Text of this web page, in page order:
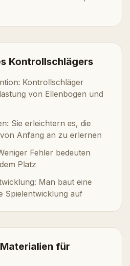
Kontrollschlägers
Kontrollschläger
von Ellenbogen und
Sie erleichtern es, die
Anfang an zu erlernen
Fehler bedeuten
Platz
Man baut eine
Spielentwicklung auf
für